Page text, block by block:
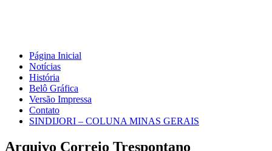
Página Inicial
Notícias
História
Belô Gráfica
Versão Impressa
Contato
SINDIJORI – COLUNA MINAS GERAIS
Arquivo Correio Trespontano